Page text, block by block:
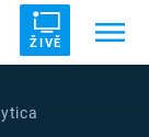
ŽIVĚ